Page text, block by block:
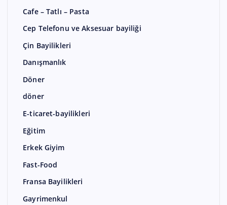
Cafe – Tatlı – Pasta
Cep Telefonu ve Aksesuar bayiliği
Çin Bayilikleri
Danışmanlık
Döner
döner
E-ticaret-bayilikleri
Eğitim
Erkek Giyim
Fast-Food
Fransa Bayilikleri
Gayrimenkul